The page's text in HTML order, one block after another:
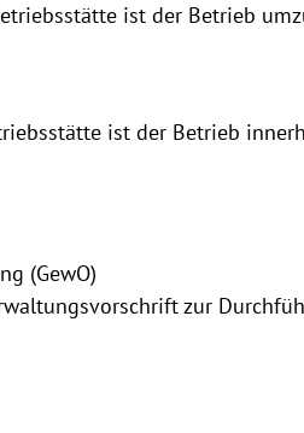
ist der Betrieb
ist der Betrieb
(GewO)
zur